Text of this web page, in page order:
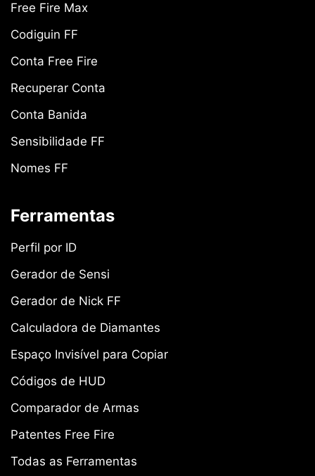
Free Fire Max
Codiguin FF
Conta Free Fire
Recuperar Conta
Conta Banida
Sensibilidade FF
Nomes FF
Ferramentas
Perfil por ID
Gerador de Sensi
Gerador de Nick FF
Calculadora de Diamantes
Espaço Invisível para Copiar
Códigos de HUD
Comparador de Armas
Patentes Free Fire
Todas as Ferramentas